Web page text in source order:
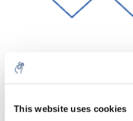
This website uses cookies